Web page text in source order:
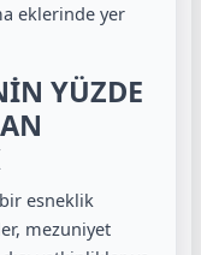
eklerinde yer
YÜZDE
esneklik
mezuniyet